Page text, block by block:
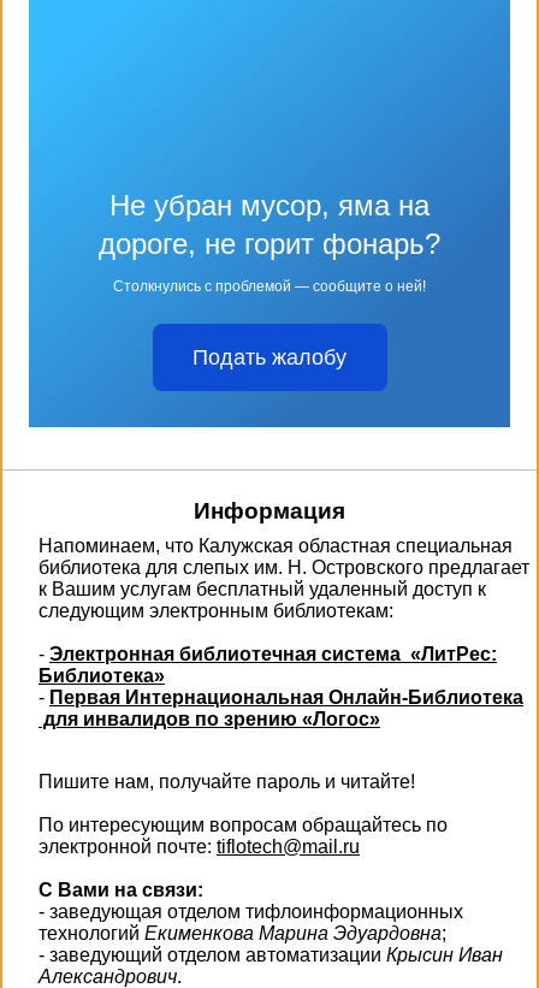
Не убран мусор, яма на
дороге, не горит фонарь?
Столкнулись с проблемой — сообщите о ней!
Подать жалобу
Информация
Напоминаем, что Калужская областная специальная
библиотека для слепых им. Н. Островского предлагает
к Вашим услугам бесплатный удаленный доступ к
следующим электронным библиотекам:
- Электронная библиотечная система «ЛитРес:
Библиотека»
- Первая Интернациональная Онлайн-Библиотека
для инвалидов по зрению «Логос»
Пишите нам, получайте пароль и читайте!
По интересующим вопросам обращайтесь по
электронной почте: tiflotech@mail.ru
С Вами на связи:
- заведующая отделом тифлоинформационных
технологий Екименкова Марина Эдуардовна;
- заведующий отделом автоматизации Крысин Иван
Александрович.